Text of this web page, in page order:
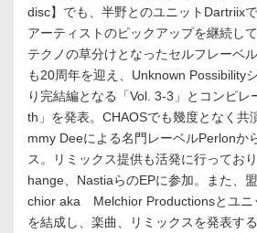
disc】でも、半野とのユニットDartriix
アーティストのピックアップを継続し
テクノの草分けとなったセルフレーベ
も20周年を迎え、Unknown Possibility
り完結編となる「Vol. 3-3」とコンピ
th」を発表。CHAOSでも幾度となく共
mmy Deeによる名門レーベルPerlonか
ス。リミックス提供も活発に行ってお
hange、NastiaらのEPに参加。また、
chior aka Melchior Productionsとユニ
を結成し、楽曲、リミックスを発表す